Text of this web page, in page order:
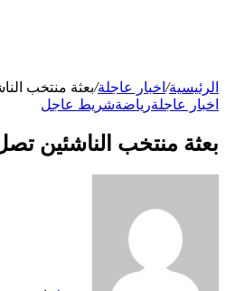
الرئيسية/ اخبار عاجلة/بعثة منتخب
اخبار عاجلةرياضةشريط عاجل
بعثة منتخب الناشئين